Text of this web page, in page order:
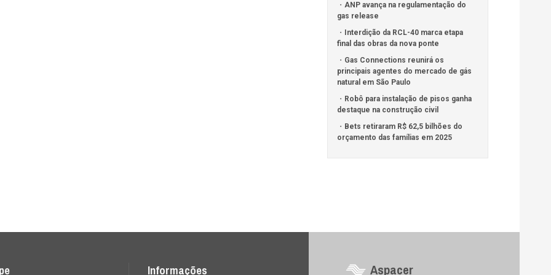
ANP avança na regulamentação do
gas release
Interdição da RCL-40 marca etapa
final das obras da nova ponte
Gas Connections reunirá os
principais agentes do mercado de gás
natural em São Paulo
Robô para instalação de pisos ganha
destaque na construção civil
Bets retiraram R$ 62,5 bilhões do
orçamento das famílias em 2025
Informações Aspacer